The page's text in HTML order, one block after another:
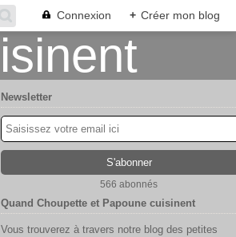
Connexion + Créer mon blog
Newsletter
566 abonnés
Quand Choupette et Papoune cuisinent
Vous trouverez à travers notre blog des petites